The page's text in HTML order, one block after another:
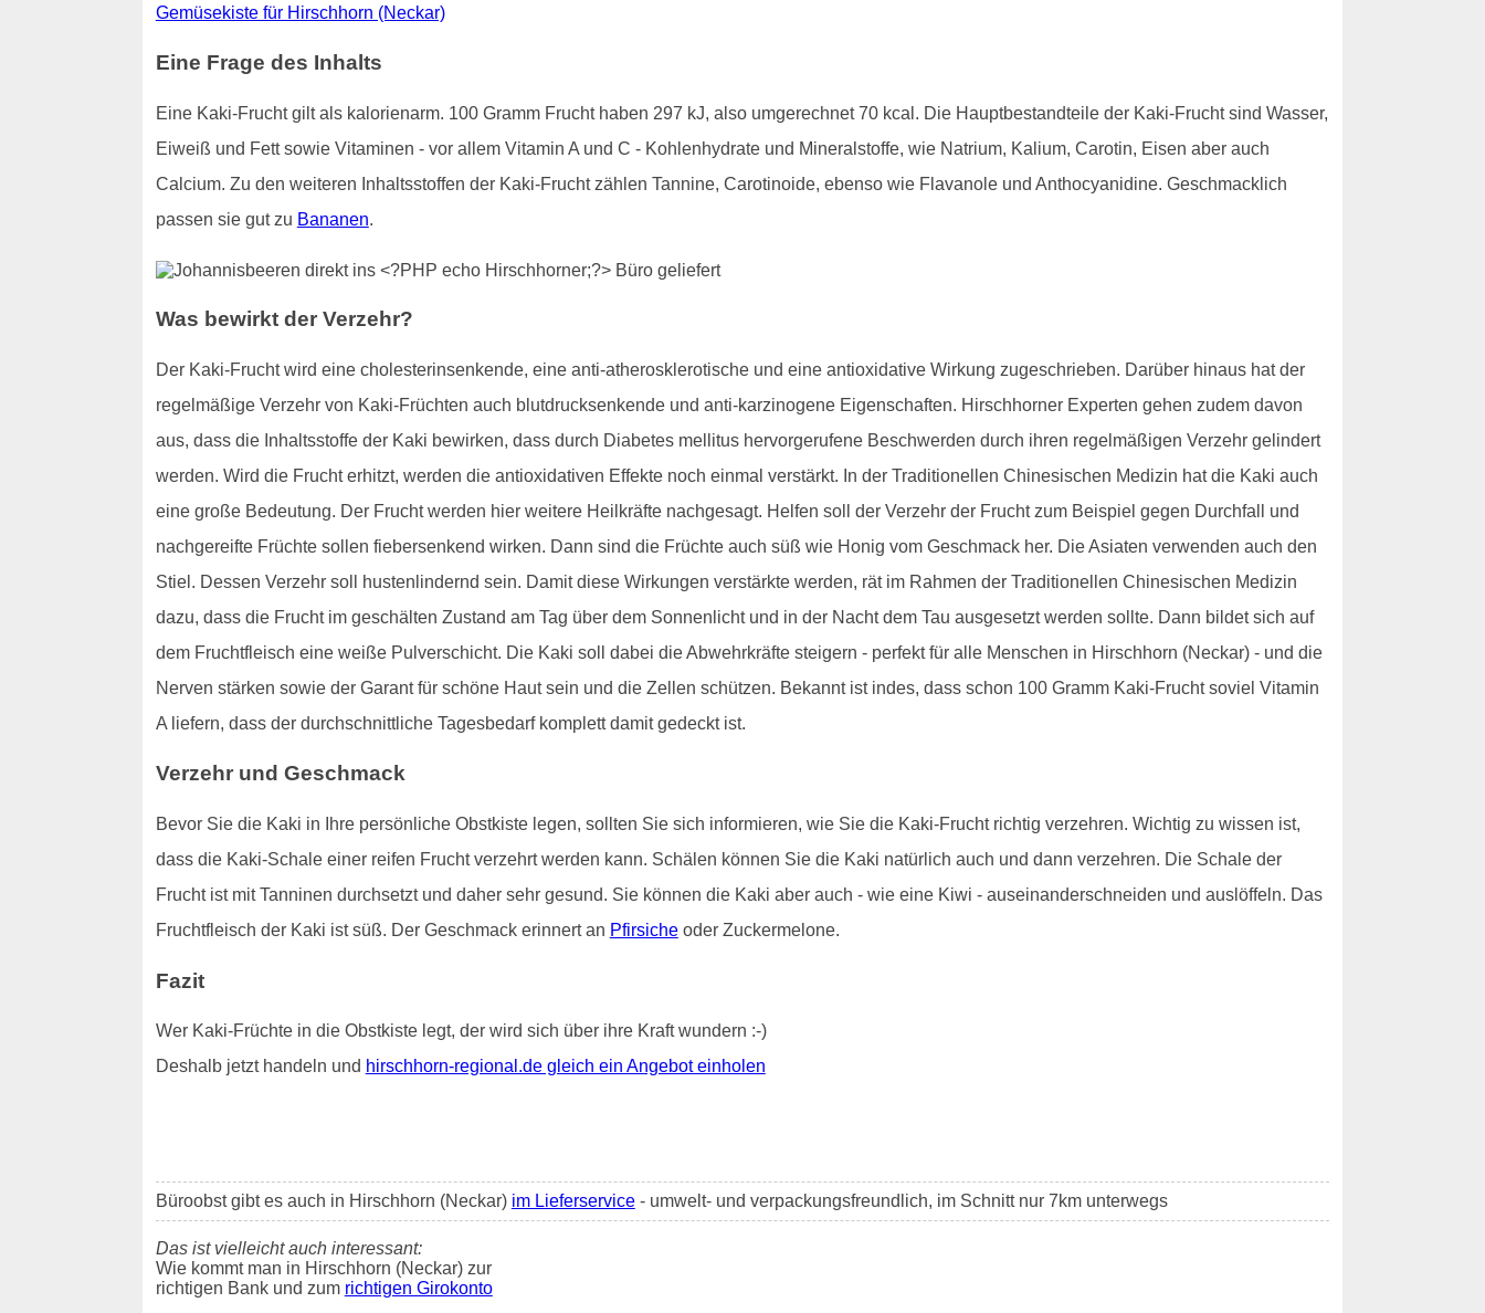
Gemüsekiste für Hirschhorn (Neckar)
Eine Frage des Inhalts
Eine Kaki-Frucht gilt als kalorienarm. 100 Gramm Frucht haben 297 kJ, also umgerechnet 70 kcal. Die Hauptbestandteile der Kaki-Frucht sind Wasser,
Eiweiß und Fett sowie Vitaminen - vor allem Vitamin A und C - Kohlenhydrate und Mineralstoffe, wie Natrium, Kalium, Carotin, Eisen aber auch
Calcium. Zu den weiteren Inhaltsstoffen der Kaki-Frucht zählen Tannine, Carotinoide, ebenso wie Flavanole und Anthocyanidine. Geschmacklich
passen sie gut zu Bananen.
Was bewirkt der Verzehr?
Der Kaki-Frucht wird eine cholesterinsenkende, eine anti-atherosklerotische und eine antioxidative Wirkung zugeschrieben. Darüber hinaus hat der
regelmäßige Verzehr von Kaki-Früchten auch blutdrucksenkende und anti-karzinogene Eigenschaften. Hirschhorner Experten gehen zudem davon
aus, dass die Inhaltsstoffe der Kaki bewirken, dass durch Diabetes mellitus hervorgerufene Beschwerden durch ihren regelmäßigen Verzehr gelindert
werden. Wird die Frucht erhitzt, werden die antioxidativen Effekte noch einmal verstärkt. In der Traditionellen Chinesischen Medizin hat die Kaki auch
eine große Bedeutung. Der Frucht werden hier weitere Heilkräfte nachgesagt. Helfen soll der Verzehr der Frucht zum Beispiel gegen Durchfall und
nachgereifte Früchte sollen fiebersenkend wirken. Dann sind die Früchte auch süß wie Honig vom Geschmack her. Die Asiaten verwenden auch den
Stiel. Dessen Verzehr soll hustenlindernd sein. Damit diese Wirkungen verstärkte werden, rät im Rahmen der Traditionellen Chinesischen Medizin
dazu, dass die Frucht im geschälten Zustand am Tag über dem Sonnenlicht und in der Nacht dem Tau ausgesetzt werden sollte. Dann bildet sich auf
dem Fruchtfleisch eine weiße Pulverschicht. Die Kaki soll dabei die Abwehrkräfte steigern - perfekt für alle Menschen in Hirschhorn (Neckar) - und die
Nerven stärken sowie der Garant für schöne Haut sein und die Zellen schützen. Bekannt ist indes, dass schon 100 Gramm Kaki-Frucht soviel Vitamin
A liefern, dass der durchschnittliche Tagesbedarf komplett damit gedeckt ist.
Verzehr und Geschmack
Bevor Sie die Kaki in Ihre persönliche Obstkiste legen, sollten Sie sich informieren, wie Sie die Kaki-Frucht richtig verzehren. Wichtig zu wissen ist,
dass die Kaki-Schale einer reifen Frucht verzehrt werden kann. Schälen können Sie die Kaki natürlich auch und dann verzehren. Die Schale der
Frucht ist mit Tanninen durchsetzt und daher sehr gesund. Sie können die Kaki aber auch - wie eine Kiwi - auseinanderschneiden und auslöffeln. Das
Fruchtfleisch der Kaki ist süß. Der Geschmack erinnert an Pfirsicheoder Zuckermelone.
Fazit
Wer Kaki-Früchte in die Obstkiste legt, der wird sich über ihre Kraft wundern :-)
Deshalb jetzt handeln und hirschhorn-regional.de gleich ein Angebot einholen
Büroobst gibt es auch in Hirschhorn (Neckar) im Lieferservice- umwelt- und verpackungsfreundlich, im Schnitt nur 7km unterwegs
Das ist vielleicht auch interessant:
Wie kommt man in Hirschhorn (Neckar) zur
richtigen Bank und zum richtigen Girokonto